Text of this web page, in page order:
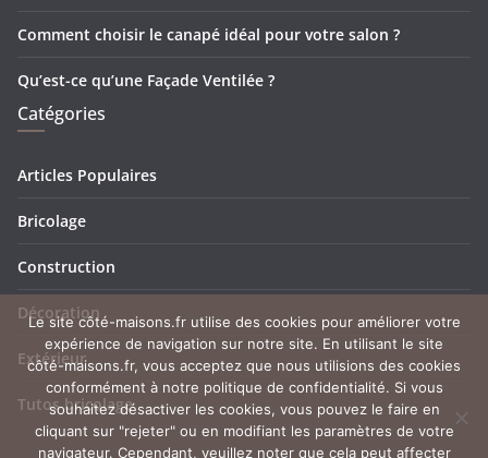
Comment choisir le canapé idéal pour votre salon ?
Qu’est-ce qu’une Façade Ventilée ?
Catégories
Articles Populaires
Bricolage
Construction
Décoration
Extérieur
Tutos bricolage
Le site côté-maisons.fr utilise des cookies pour améliorer votre
expérience de navigation sur notre site. En utilisant le site
côté-maisons.fr, vous acceptez que nous utilisions des cookies
conformément à notre politique de confidentialité. Si vous
souhaitez désactiver les cookies, vous pouvez le faire en
cliquant sur "rejeter" ou en modifiant les paramètres de votre
navigateur. Cependant, veuillez noter que cela peut affecter